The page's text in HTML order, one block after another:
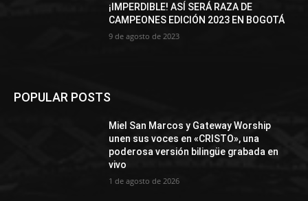
¡IMPERDIBLE! ASÍ SERÁ RAZA DE
CAMPEONES EDICIÓN 2023 EN BOGOTÁ
9 de agosto de 2023
POPULAR POSTS
Miel San Marcos y Gateway Worship
unen sus voces en «CRISTO», una
poderosa versión bilingüe grabada en
vivo
1 de agosto de 2026